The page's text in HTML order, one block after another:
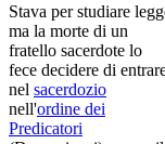
Stava per studiare
ma la morte di un
fratello sacerdote lo
fece decidere di
nel sacerdozio
nell'ordine dei
Predicatori